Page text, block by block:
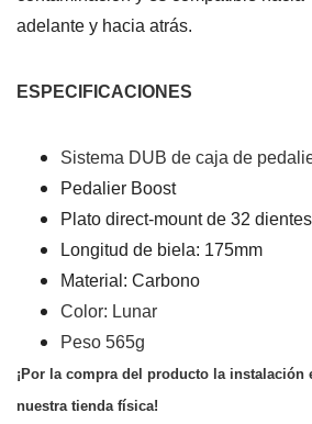
adelante y hacia atrás.
ESPECIFICACIONES
Sistema DUB de caja de
Pedalier Boost
Plato direct-mount de 32
Longitud de biela: 175mm
Material: Carbono
Color: Lunar
Peso 565g
¡Por la compra del producto la instalación
nuestra tienda física!